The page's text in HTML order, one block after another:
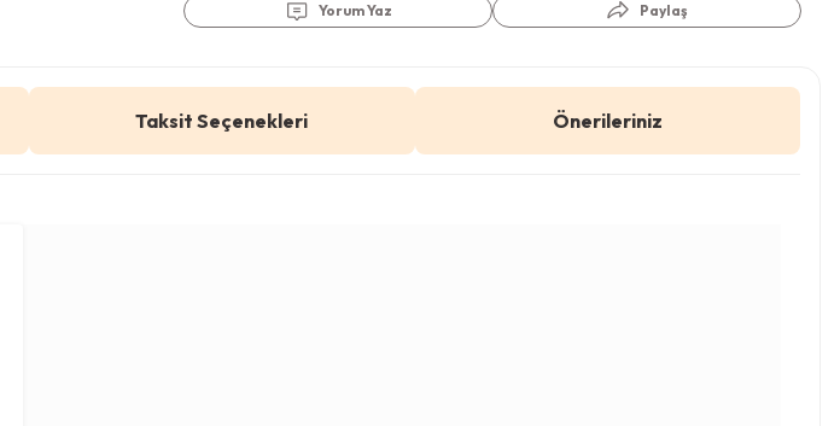
Yorum Yaz
Paylaş
Taksit Seçenekleri Önerileriniz